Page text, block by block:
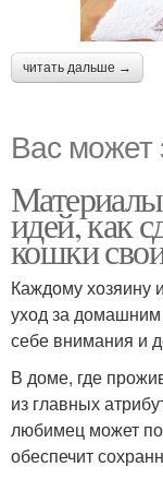
читать дальше →
Вас может
Материалы
идей, как
кошки
Каждому хозяину
уход за домашним
себе внимания и
В доме, где
из главных
любимец может
обеспечит